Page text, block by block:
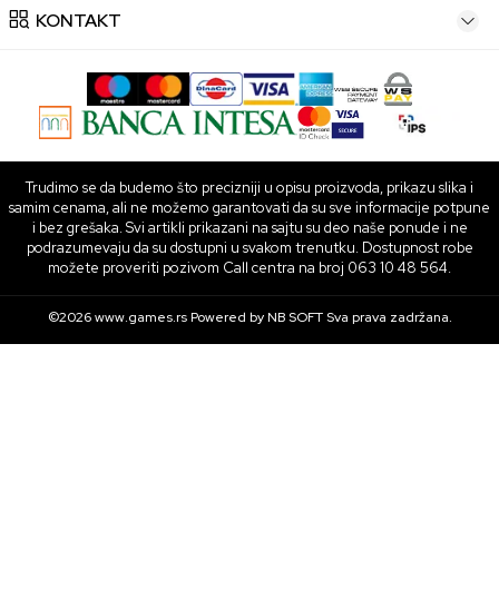
KONTAKT
Trudimo se da budemo što precizniji u opisu proizvoda, prikazu slika i
samim cenama, ali ne možemo garantovati da su sve informacije potpune
i bez grešaka. Svi artikli prikazani na sajtu su deo naše ponude i ne
podrazumevaju da su dostupni u svakom trenutku. Dostupnost robe
možete proveriti pozivom Call centra na broj 063 10 48 564.
©2026www.games.rs Powered byNB SOFTSva prava zadržana.